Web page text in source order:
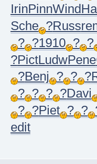
IrinPinnWind
Sche ?Russ
? ?1910 ? ?
?PictLudwPene
?Benj ? ? ?
? ? ? ?Davi
? ?Piet ? ?
edit